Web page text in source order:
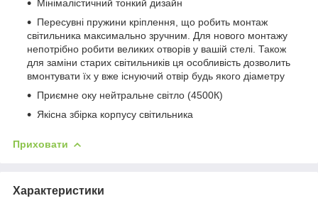
Мінімалістичний тонкий дизайн
Пересувні пружини кріплення, що робить монтаж
світильника максимально зручним. Для нового монтажу
непотрібно робити великих отворів у вашій стелі. Також
для заміни старих світильників ця особливість дозволить
вмонтувати їх у вже існуючий отвір будь якого діаметру
Приємне оку нейтральне світло (4500К)
Якісна збірка корпусу світильника
Приховати
Характеристики